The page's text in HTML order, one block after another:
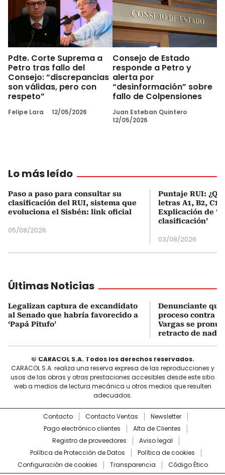
Pdte. Corte Suprema a
Petro tras fallo del
Consejo: “discrepancias
son válidas, pero con
respeto”
Felipe Lara 12/05/2026
Consejo de Estado
responde a Petro y
alerta por
“desinformación” sobre
fallo de Colpensiones
Juan Esteban Quintero
12/05/2026
Lo más leído
Paso a paso para consultar su
clasificación del RUI, sistema que
evoluciona el Sisbén: link oficial
05/08/2026
Puntaje RUI:
letras A1, B2, C1
Explicación de
clasificación’
03/08/2026
Últimas Noticias
Legalizan captura de excandidato
al Senado que habría favorecido a
‘Papá Pitufo’
Denunciante
proceso contra
Vargas se
retracto de nada”
© CARACOL S.A. Todos los derechos reservados.
CARACOL S.A. realiza una reserva expresa de las reproducciones y
usos de las obras y otras prestaciones accesibles desde este sitio
web a medios de lectura mecánica u otros medios que resulten
adecuados.
Contacto Contacto Ventas
Newsletter
Pago electrónico clientes
Alta de Clientes
Registro de proveedores
Aviso legal
Política de Protección de Datos
Política de cookies
Configuración de cookies
Transparencia Código Ético